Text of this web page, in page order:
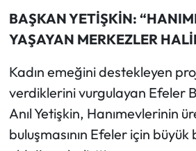
BAŞKAN YETİŞKİN:
YAŞAYAN MERKEZLER
Kadın emeğini destekleyen
verdiklerini vurgulayan Efeler
Anıl Yetişkin, Hanımevlerinin
buluşmasının Efeler için büyük